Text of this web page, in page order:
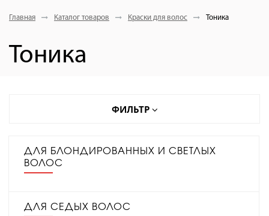
Главная Каталог товаров Краски для волос Тоника
Тоника
ФИЛЬТР
ДЛЯ БЛОНДИРОВАННЫХ И СВЕТЛЫХ
ВОЛОС
ДЛЯ СЕДЫХ ВОЛОС